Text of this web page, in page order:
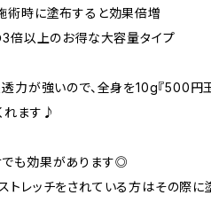
術時に塗布すると効果倍増
3倍以上のお得な大容量タイプ
透力が強いので、全身を10g『500円
れます♪
も効果があります◎
トレッチをされている方はその際に